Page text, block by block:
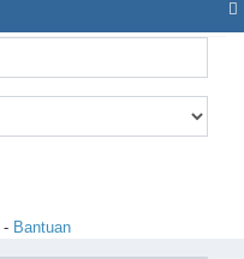
- Bantuan